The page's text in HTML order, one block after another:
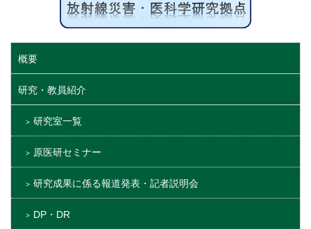
概要
研究・教員紹介
研究室一覧
原医研セミナー
研究成果に係る報道発表・記者説明会
DP・DR